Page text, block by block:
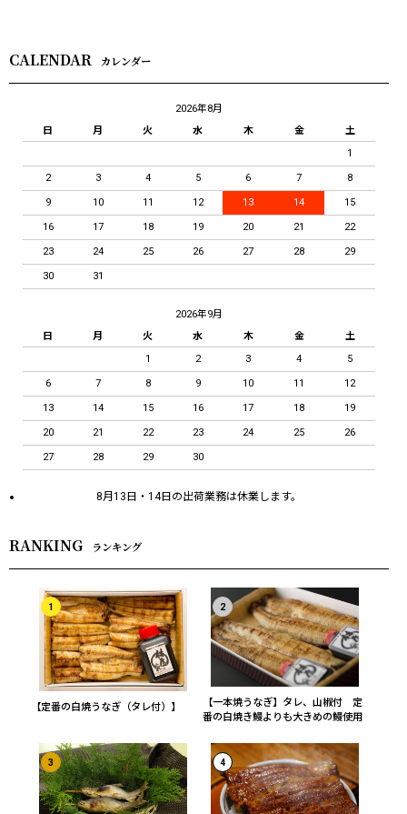
CALENDAR カレンダー
2026年8月
日
月 火 水 木 金
土
1
2 3 4 5 6 7 8
9 10 11 12 13 14 15
16 17 18 19 20 21 22
23 24 25 26 27 28 29
30 31
2026年9月
日
月 火 水 木 金
土
1
2 3 4 5
6 7 8 9 10 11 12
13 14 15 16 17 18 19
20 21 22 23 24 25 26
27 28 29 30
8月13日・14日の出荷業務は休業します。
RANKING ランキング
1
【定番の白焼うなぎ（タレ付）】
2
【一本焼うなぎ】タレ、山椒付 定
番の白焼き鰻よりも大きめの鰻使用
3 4